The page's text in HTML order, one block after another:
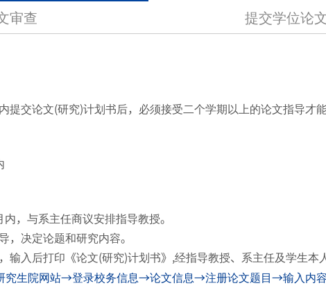
审查
提交学位论
提交论文(研究)计划书后，必须接受二个学期以上的论文指导才
，与系主任商议安排指导教授。
，决定论题和研究内容。
输入后打印《论文(研究)计划书》,经指导教授、系主任及学生本
究生院网站→登录校务信息→论文信息→注册论文题目→输入内